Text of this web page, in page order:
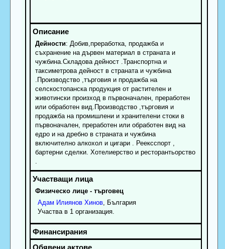
Дейности: Добив,преработка, продажба и
съхранение на дървен материал в страната и
чужбина.Складова дейност .Транспортна и
таксиметрова дейност в страната и чужбина
.Производство ,търговия и продажба на
селскостопанска продукция от растителен и
животински произход в първоначален, преработен
или обработен вид.Производство ,търговия и
продажба на промишлени и хранителени стоки в
първоначален, преработен или обработен вид на
едро и на дребно в страната и чужбина
включително алкохол и цигари . Реексспорт ,
бартерни сделки. Хотелиерство и ресторантьорство
Физическо лице - търговец
Адам Илиянов Хинов, България
Участва в 1 организация.